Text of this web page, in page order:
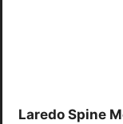
Laredo Spine